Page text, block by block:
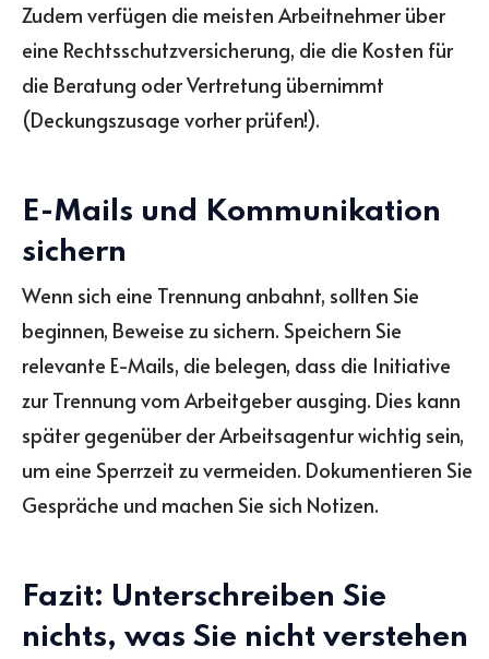
Zudem verfügen die meisten Arbeitnehmer über
eine Rechtsschutzversicherung, die die Kosten für
die Beratung oder Vertretung übernimmt
(Deckungszusage vorher prüfen!).
E-Mails und Kommunikation
sichern
Wenn sich eine Trennung anbahnt, sollten Sie
beginnen, Beweise zu sichern. Speichern Sie
relevante E-Mails, die belegen, dass die Initiative
zur Trennung vom Arbeitgeber ausging. Dies kann
später gegenüber der Arbeitsagentur wichtig sein,
um eine Sperrzeit zu vermeiden. Dokumentieren Sie
Gespräche und machen Sie sich Notizen.
Fazit: Unterschreiben Sie
nichts, was Sie nicht verstehen